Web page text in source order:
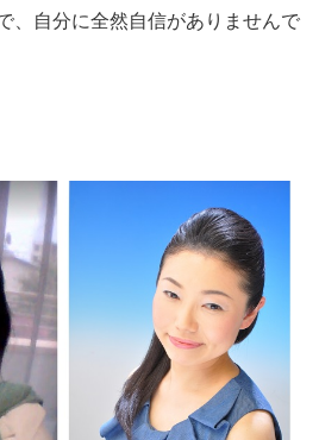
、自分に全然自信がありませんで